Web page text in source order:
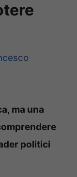
ma una
politici